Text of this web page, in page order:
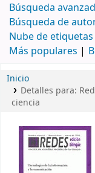
Búsqueda
Búsqueda de
Nube de etiquetas
Más populares
Inicio
Detalles para:
ciencia